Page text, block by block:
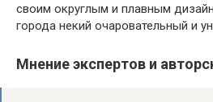
своим округлым и плавным
города некий очаровательный и
Мнение экспертов и